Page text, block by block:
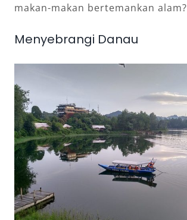
makan-makan bertemankan alam?
Menyebrangi Danau